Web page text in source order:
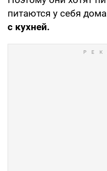
питаются у себя
с кухней.